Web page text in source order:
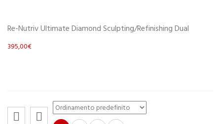
Re-Nutriv Ultimate Diamond Sculpting/Refinishing Dual
395,00€